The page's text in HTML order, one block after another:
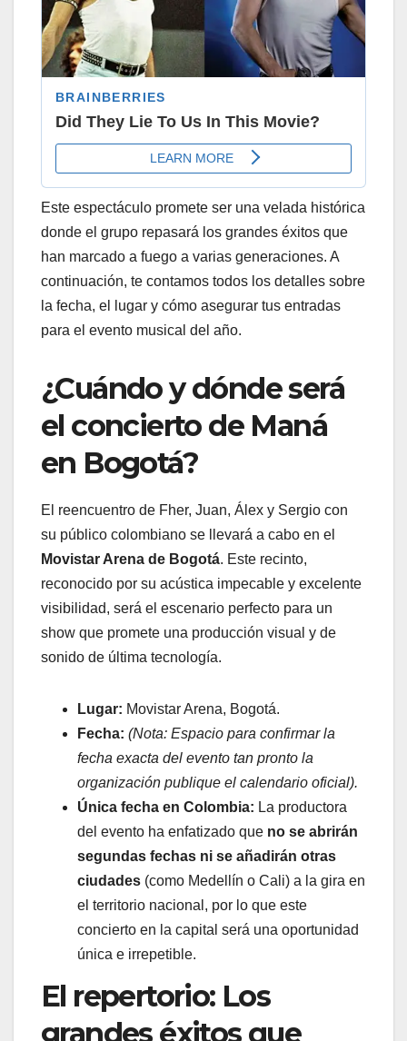
Este espectáculo promete ser una velada histórica
donde el grupo repasará los grandes éxitos que
han marcado a fuego a varias generaciones. A
continuación, te contamos todos los detalles sobre
la fecha, el lugar y cómo asegurar tus entradas
para el evento musical del año.
¿Cuándo y dónde será
el concierto de Maná
en Bogotá?
El reencuentro de Fher, Juan, Álex y Sergio con
su público colombiano se llevará a cabo en el
Movistar Arena de Bogotá. Este recinto,
reconocido por su acústica impecable y excelente
visibilidad, será el escenario perfecto para un
show que promete una producción visual y de
sonido de última tecnología.
Lugar: Movistar Arena, Bogotá.
Fecha: (Nota: Espacio para confirmar la
fecha exacta del evento tan pronto la
organización publique el calendario oficial).
Única fecha en Colombia: La productora
del evento ha enfatizado que no se abrirán
segundas fechas ni se añadirán otras
ciudades (como Medellín o Cali) a la gira en
el territorio nacional, por lo que este
concierto en la capital será una oportunidad
única e irrepetible.
El repertorio: Los
grandes éxitos que